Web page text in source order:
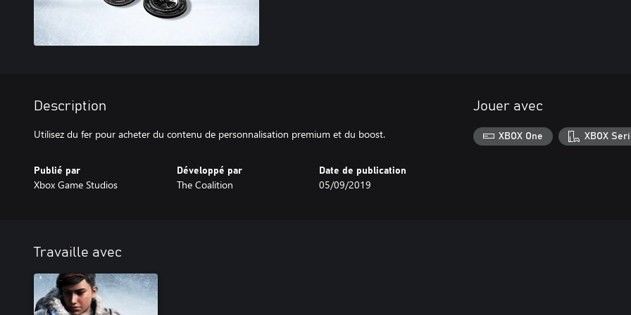
Description
Utilisez du fer pour acheter du contenu de personnalisation premium et du boost.
Publié par
Xbox Game Studios
Développé par
The Coalition
Date de publication
05/09/2019
Jouer avec
XBOX One XBOX
Travaille avec